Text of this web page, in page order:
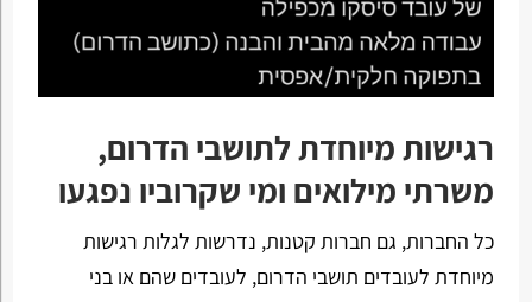
רגישות מיוחדת לתושבי הדרום,
משרתי מילואים ומי שקרוביו נפגעו
כל החברות, גם חברות קטנות, נדרשות לגלות רגישות
מיוחדת לעובדים תושבי הדרום, לעובדים שהם או בני